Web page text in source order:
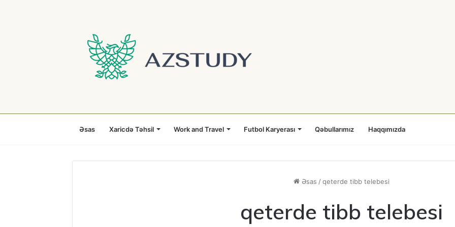
Əsas Xaricdə Təhsil Work and Travel Futbol Karyerası Qəbullarımız Haqqımızda
Əsas / qeterde tibb telebesi
qeterde tibb telebesi